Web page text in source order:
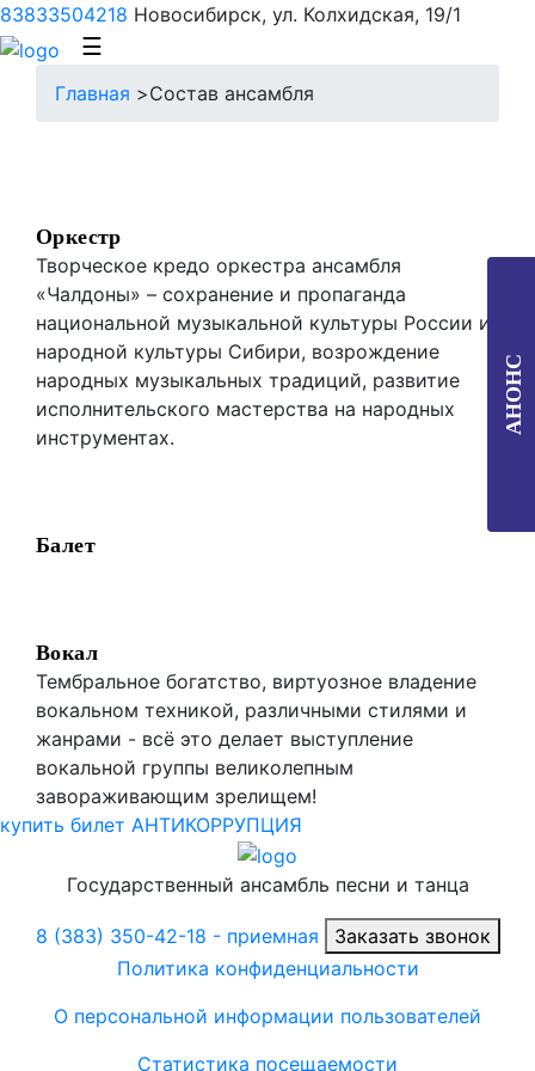
83833504218 Новосибирск, ул. Колхидская, 19/1
☰
Главная >Состав ансамбля
Оркестр
Творческое кредо оркестра ансамбля
«Чалдоны» – сохранение и пропаганда
национальной музыкальной культуры России и
народной культуры Сибири, возрождение
народных музыкальных традиций, развитие
исполнительского мастерства на народных
инструментах.
Балет
Вокал
Тембральное богатство, виртуозное владение
вокальном техникой, различными стилями и
жанрами - всё это делает выступление
вокальной группы великолепным
завораживающим зрелищем!
АНОНС
купить билет АНТИКОРРУПЦИЯ
Государственный ансамбль песни и танца
8 (383) 350-42-18 - приемная
Заказать звонок
Политика конфиденциальности
О персональной информации пользователей
Статистика посещаемости